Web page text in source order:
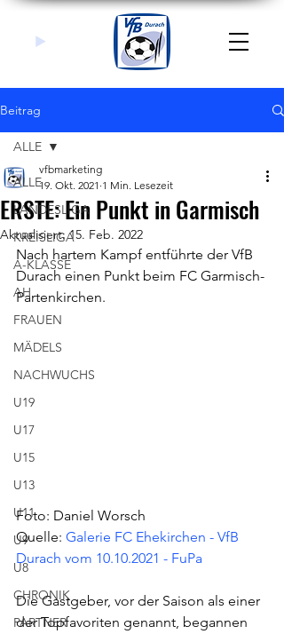
Beitrag
ALLE
LANDESLIGA
KREISLIGA
A-KLASSE
AH
FRAUEN
MÄDELS
NACHWUCHS
U19
U17
U15
U13
U11
U9
U8
CHRONIK
PARTNER
ALLE
ERSTE: Ein Punkt in Garmisch
vfbmarketing
19. Okt. 2021 1 Min. Lesezeit
Aktualisiert:15. Feb. 2022
Nach hartem Kampf entführte der VfB
Durach einen Punkt beim FC Garmisch-
Partenkirchen.
Foto: Daniel Worsch
Quelle: Galerie FC Ehekirchen - VfB
Durach vom 10.10.2021 - FuPa
Die Gastgeber, vor der Saison als einer
der Topfavoriten genannt, begannen